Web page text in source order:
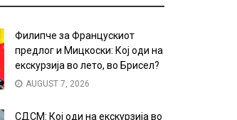
Филипче за Францускиот
предлог и Мицкоски: Кој оди на
екскурзија во лето, во Брисел?
AUGUST 7, 2026
СДСМ: Кој оди на екскурзија во